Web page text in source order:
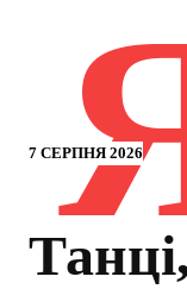
7 СЕРПНЯ 2026